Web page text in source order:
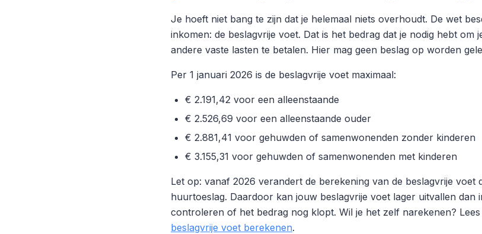
Je hoeft niet bang te zijn dat je helemaal niets overhoudt. De wet
inkomen: de beslagvrije voet. Dat is het bedrag dat je nodig hebt om
andere vaste lasten te betalen. Hier mag geen beslag op worden
Per 1 januari 2026 is de beslagvrije voet maximaal:
€ 2.191,42 voor een alleenstaande
€ 2.526,69 voor een alleenstaande ouder
€ 2.881,41 voor gehuwden of samenwonenden zonder kinderen
€ 3.155,31 voor gehuwden of samenwonenden met kinderen
Let op: vanaf 2026 verandert de berekening van de beslagvrije voet
huurtoeslag. Daardoor kan jouw beslagvrije voet lager uitvallen dan
controleren of het bedrag nog klopt. Wil je het zelf narekenen?
beslagvrije voet berekenen.